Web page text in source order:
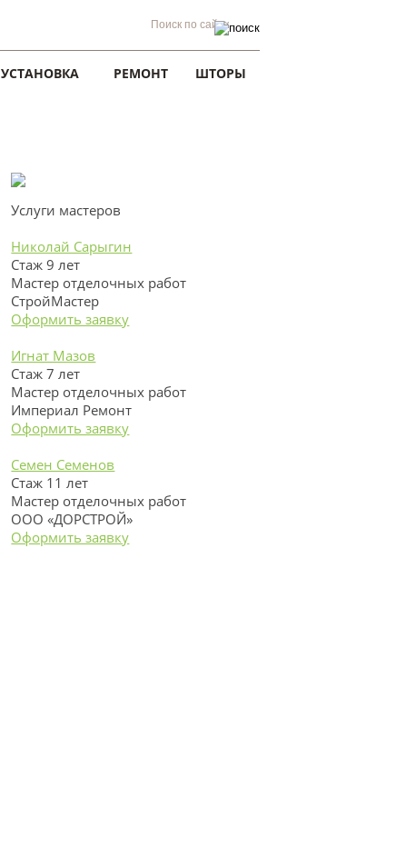
УСТАНОВКА РЕМОНТ ШТОРЫ
Услуги мастеров
Николай Сарыгин
Стаж 9 лет
Мастер отделочных работ
СтройМастер
Оформить заявку
Игнат Мазов
Стаж 7 лет
Мастер отделочных работ
Империал Ремонт
Оформить заявку
Семен Семенов
Стаж 11 лет
Мастер отделочных работ
ООО «ДОРСТРОЙ»
Оформить заявку